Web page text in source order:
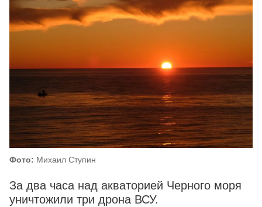
Фото: Михаил Ступин
За два часа над акваторией Черного моря
уничтожили три дрона ВСУ.